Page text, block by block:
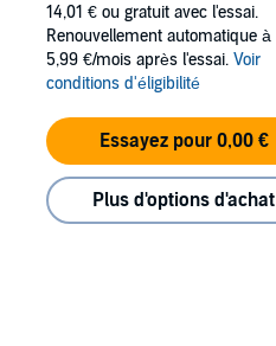
14,01 € ou gratuit avec l'essai.
Renouvellement automatique à
5,99 €/mois après l'essai. Voir
conditions d'éligibilité
Essayez pour 0,00 €
Plus d'options d'achat